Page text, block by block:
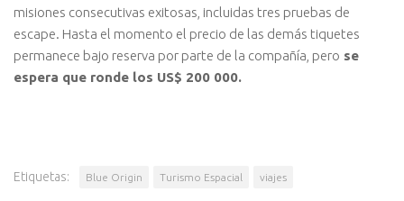
misiones consecutivas exitosas, incluidas tres pruebas de
escape. Hasta el momento el precio de las demás tiquetes
permanece bajo reserva por parte de la compañía, pero se
espera que ronde los US$ 200 000.
Etiquetas: Blue Origin Turismo Espacial viajes